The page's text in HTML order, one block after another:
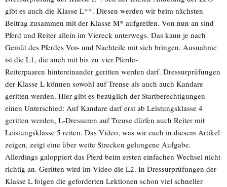
gibt es auch die Klasse L**. Diesen werden wir beim nächsten
Beitrag zusammen mit der Klasse M* aufgreifen. Von nun an sind
Pferd und Reiter allein im Viereck unterwegs. Das kann je nach
Gemüt des Pferdes Vor- und Nachteile mit sich bringen. Ausnahme
ist die L1, die auch mit bis zu vier Pferde-
Reiterpaaren hintereinander geritten werden darf. Dressurprüfungen
der Klasse L können sowohl auf Trense als auch auch Kandare
geritten werden. Hier gibt es bezüglich der Startberechtigungen
einen Unterschied: Auf Kandare darf erst ab Leistungsklasse 4
geritten werden, L-Dressuren auf Trense dürfen auch Reiter mit
Leistungsklasse 5 reiten. Das Video, was wir euch in diesem Artikel
zeigen, zeigt eine über weite Strecken gelungene Aufgabe.
Allerdings galoppiert das Pferd beim ersten einfachen Wechsel nicht
richtig an. Geritten wird im Video die L2. In Dressurprüfungen der
Klasse L folgen die geforderten Lektionen schon viel schneller